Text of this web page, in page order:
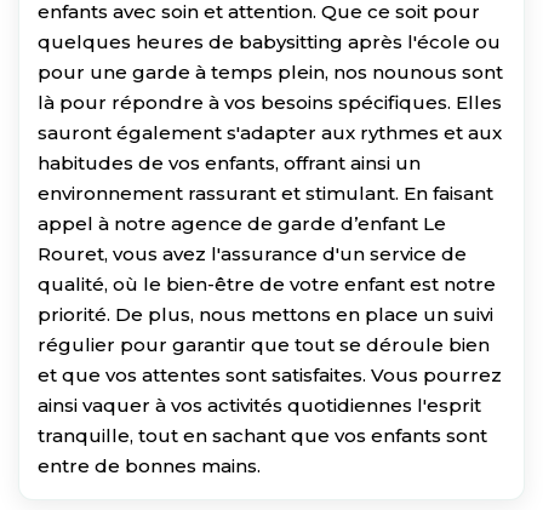
enfants avec soin et attention. Que ce soit pour
quelques heures de babysitting après l'école ou
pour une garde à temps plein, nos nounous sont
là pour répondre à vos besoins spécifiques. Elles
sauront également s'adapter aux rythmes et aux
habitudes de vos enfants, offrant ainsi un
environnement rassurant et stimulant. En faisant
appel à notre agence de garde d’enfant Le
Rouret, vous avez l'assurance d'un service de
qualité, où le bien-être de votre enfant est notre
priorité. De plus, nous mettons en place un suivi
régulier pour garantir que tout se déroule bien
et que vos attentes sont satisfaites. Vous pourrez
ainsi vaquer à vos activités quotidiennes l'esprit
tranquille, tout en sachant que vos enfants sont
entre de bonnes mains.